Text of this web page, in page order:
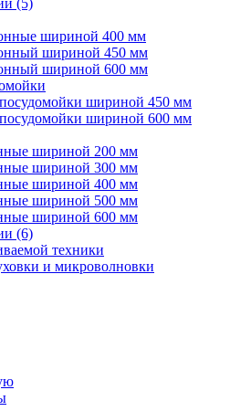
(5)
шириной 400 мм
шириной 450 мм
шириной 600 мм
шириной 450 мм
шириной 600 мм
шириной 200 мм
шириной 300 мм
шириной 400 мм
шириной 500 мм
шириной 600 мм
(6)
техники
и микроволновки